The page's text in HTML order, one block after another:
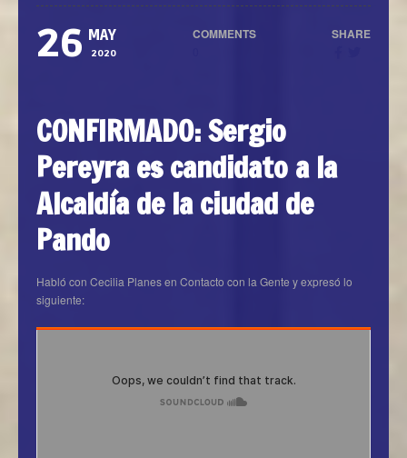
26 MAY
2020
COMMENTS SHARE
CONFIRMADO: Sergio
Pereyra es candidato a la
Alcaldía de la ciudad de
Pando
Habló con Cecilia Planes en Contacto con la Gente y expresó lo
siguiente: